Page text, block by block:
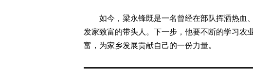
如今，梁永锋既是一名曾经在部队挥洒热血
发家致富的带头人。下一步，他要不断的学习农
富，为家乡发展贡献自己的一份力量。